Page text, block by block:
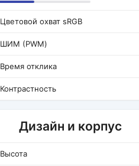
Цветовой охват sRGB
ШИМ (PWM)
Время отклика
Контрастность
Дизайн и корпус
Высота